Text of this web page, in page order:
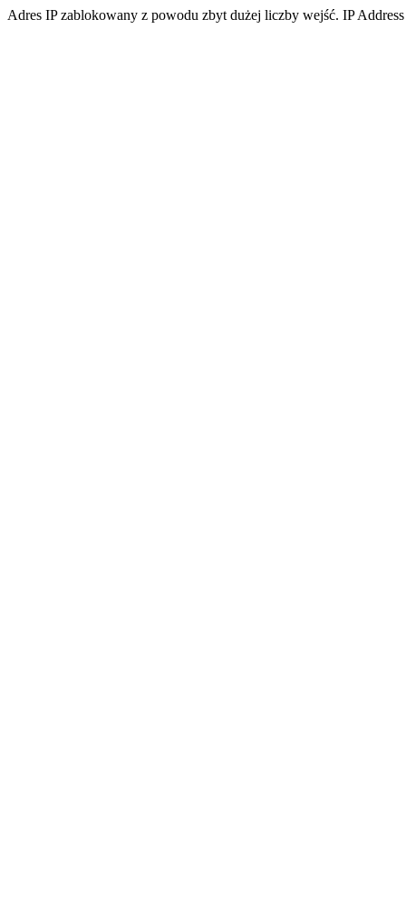
Adres IP zablokowany z powodu zbyt dużej liczby wejść. IP